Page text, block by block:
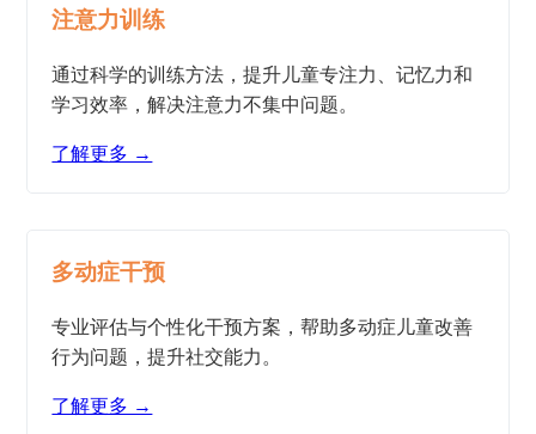
注意力训练
通过科学的训练方法，提升儿童专注力、记忆力和
学习效率，解决注意力不集中问题。
了解更多 →
多动症干预
专业评估与个性化干预方案，帮助多动症儿童改善
行为问题，提升社交能力。
了解更多 →